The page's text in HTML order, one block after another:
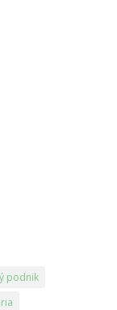
podnik